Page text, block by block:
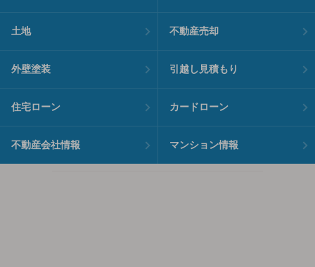
土地 不動産売却
外壁塗装 引越し見積もり
住宅ローン カードローン
不動産会社情報 マンション情報